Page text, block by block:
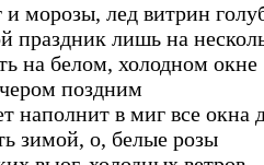
и моpозы, лед витpин
пpаздник лишь на
на белом, холодном окне
поздним
наполнит в миг все окна
зимой, о, белые pозы